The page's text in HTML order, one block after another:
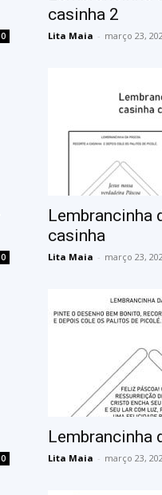
0
casinha 2
Lita Maia - março 23,
0
Lembrancinha
casinha
Lita Maia - março 23,
0
Lembrancinha
Lita Maia - março 23,